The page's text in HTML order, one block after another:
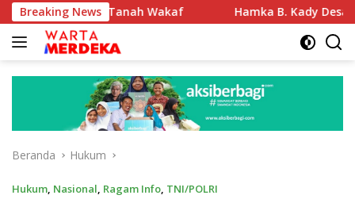
Langsung
ke
konten
Breaking News
Tanah Wakaf Hamka B. Kady Desak Evaluasi
Beranda Hukum
Hukum, Nasional, Ragam Info, TNI/POLRI